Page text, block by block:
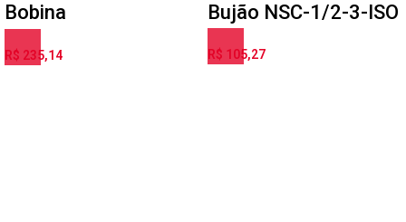
Bobina
MSFG-24/42-50/60
R$ 235,14
Bujão NSC-1/2-3-ISO
R$ 105,27